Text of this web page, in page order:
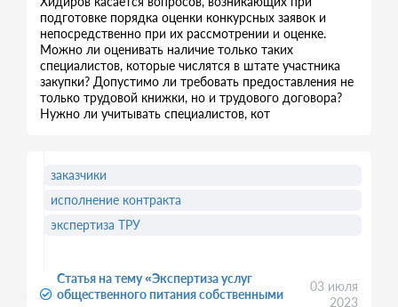
подготовке порядка оценки конкурсных заявок и
непосредственно при их рассмотрении и оценке.
Можно ли оценивать наличие только таких
специалистов, которые числятся в штате участника
закупки? Допустимо ли требовать предоставления не
только трудовой книжки, но и трудового договора?
Нужно ли учитывать специалистов, кот
Статья на тему «Экспертиза услуг
общественного питания собственными
03 июля
2023
заказчики
исполнение контракта
экспертиза ТРУ